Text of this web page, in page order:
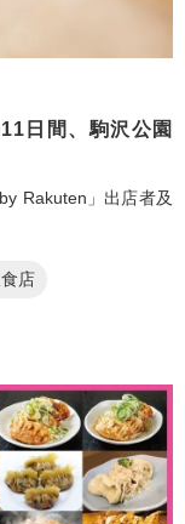
日間、駒沢公園
Rakuten」出店者及
店